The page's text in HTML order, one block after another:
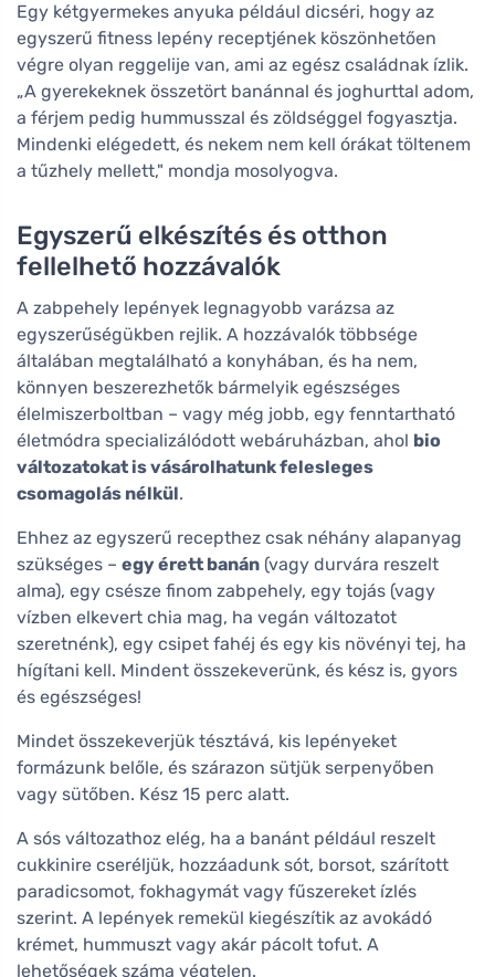
Egy kétgyermekes anyuka például dicséri, hogy az
egyszerű fitness lepény receptjének köszönhetően
végre olyan reggelije van, ami az egész családnak ízlik.
„A gyerekeknek összetört banánnal és joghurttal adom,
a férjem pedig hummusszal és zöldséggel fogyasztja.
Mindenki elégedett, és nekem nem kell órákat töltenem
a tűzhely mellett," mondja mosolyogva.
Egyszerű elkészítés és otthon
fellelhető hozzávalók
A zabpehely lepények legnagyobb varázsa az
egyszerűségükben rejlik. A hozzávalók többsége
általában megtalálható a konyhában, és ha nem,
könnyen beszerezhetők bármelyik egészséges
élelmiszerboltban – vagy még jobb, egy fenntartható
életmódra specializálódott webáruházban, ahol bio
változatokat is vásárolhatunk felesleges
csomagolás nélkül.
Ehhez az egyszerű recepthez csak néhány alapanyag
szükséges – egy érett banán (vagy durvára reszelt
alma), egy csésze finom zabpehely, egy tojás (vagy
vízben elkevert chia mag, ha vegán változatot
szeretnénk), egy csipet fahéj és egy kis növényi tej, ha
hígítani kell. Mindent összekeverünk, és kész is, gyors
és egészséges!
Mindet összekeverjük tésztává, kis lepényeket
formázunk belőle, és szárazon sütjük serpenyőben
vagy sütőben. Kész 15 perc alatt.
A sós változathoz elég, ha a banánt például reszelt
cukkinire cseréljük, hozzáadunk sót, borsot, szárított
paradicsomot, fokhagymát vagy fűszereket ízlés
szerint. A lepények remekül kiegészítik az avokádó
krémet, hummuszt vagy akár pácolt tofut. A
lehetőségek száma végtelen.